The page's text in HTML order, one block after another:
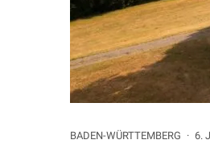
BADEN-WÜRTTEMBERG · 6.